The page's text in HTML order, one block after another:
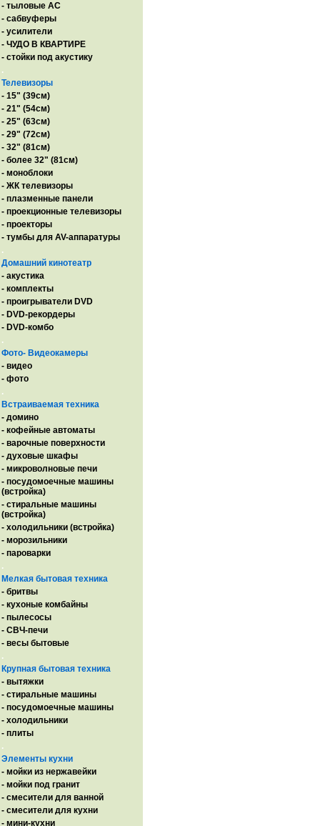
- тыловые АС
- сабвуферы
- усилители
- ЧУДО В КВАРТИРЕ
- стойки под акустику
.
Телевизоры
- 15" (39см)
- 21" (54см)
- 25" (63см)
- 29" (72см)
- 32" (81см)
- более 32" (81см)
- моноблоки
- ЖК телевизоры
- плазменные панели
- проекционные телевизоры
- проекторы
- тумбы для AV-аппаратуры
.
Домашний кинотеатр
- акустика
- комплекты
- проигрыватели DVD
- DVD-рекордеры
- DVD-комбо
.
Фото- Видеокамеры
- видео
- фото
.
Встраиваемая техника
- домино
- кофейные автоматы
- варочные поверхности
- духовые шкафы
- микроволновые печи
- посудомоечные машины
(встройка)
- стиральные машины
(встройка)
- холодильники (встройка)
- морозильники
- пароварки
.
Мелкая бытовая техника
- бритвы
- кухоные комбайны
- пылесосы
- СВЧ-печи
- весы бытовые
.
Крупная бытовая техника
- вытяжки
- стиральные машины
- посудомоечные машины
- холодильники
- плиты
.
Элементы кухни
- мойки из нержавейки
- мойки под гранит
- смесители для ванной
- смесители для кухни
- мини-кухни